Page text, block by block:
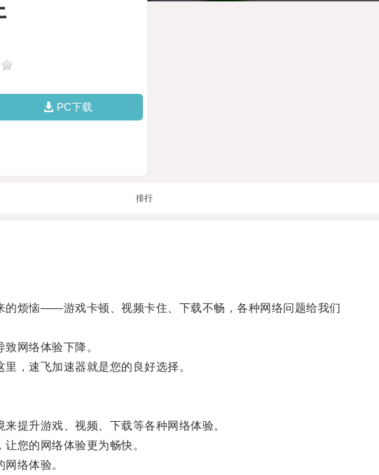
PC下载
排行
烦恼——游戏卡顿、视频卡住、下载不畅，各种网络问题给我们
网络体验下降。
，速飞加速器就是您的良好选择。
提升游戏、视频、下载等各种网络体验。
您的网络体验更为畅快。
络体验。